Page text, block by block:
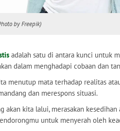
by Freepik)
adalah satu di antara kunci untuk
dalam menghadapi cobaan dan
menutup mata terhadap realitas
dan merespons situasi.
akan kita lalui, merasakan
untuk menyerah oleh